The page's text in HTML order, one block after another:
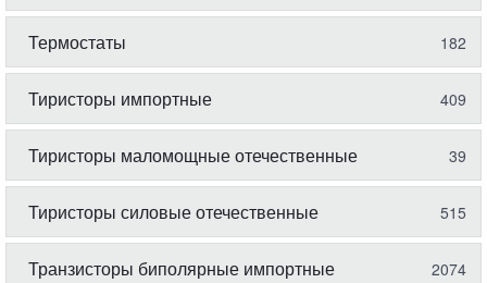
Термостаты 182
Тиристоры импортные 409
Тиристоры маломощные отечественные 39
Тиристоры силовые отечественные 515
Транзисторы биполярные импортные 2074